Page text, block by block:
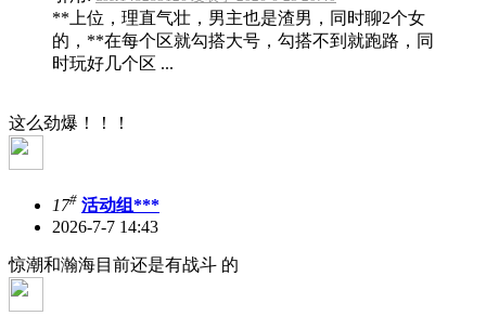
**上位，理直气壮，男主也是渣男，同时聊2个女
的，**在每个区就勾搭大号，勾搭不到就跑路，同
时玩好几个区 ...
这么劲爆！！！
17# 活动组***
2026-7-7 14:43
惊潮和瀚海目前还是有战斗 的